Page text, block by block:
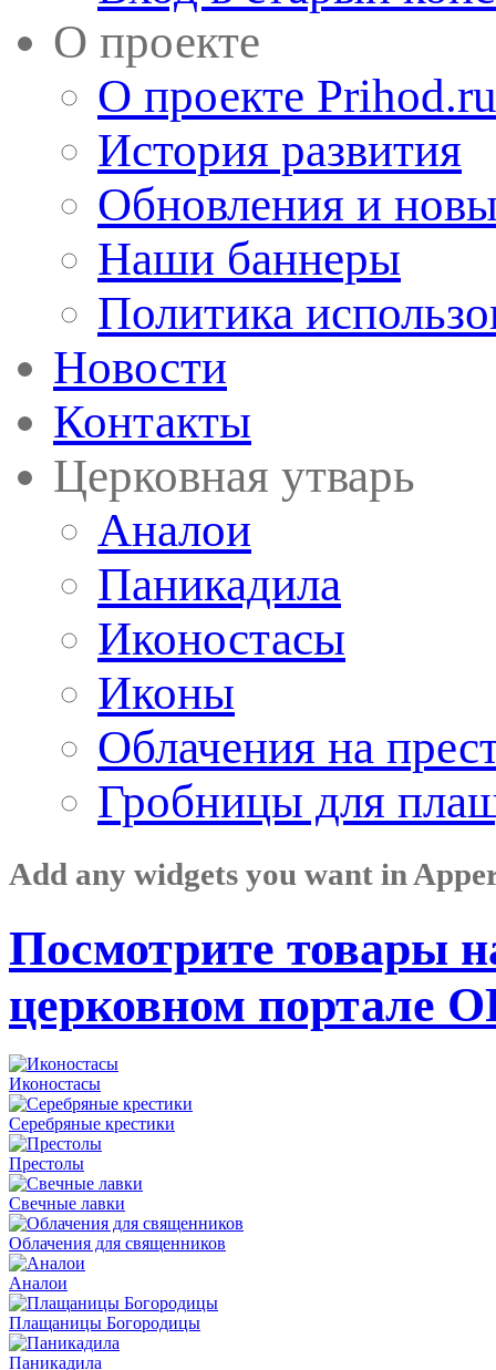
О проекте
О проекте Prihod.ru
История развития
Обновления и
Наши баннеры
Политика
Новости
Контакты
Церковная утварь
Аналои
Паникадила
Иконостасы
Иконы
Облачения на
Гробницы для
Add any widgets you want in
Посмотрите товары
церковном портале
Иконостасы
Серебряные крестики
Престолы
Свечные лавки
Облачения для священников
Аналои
Плащаницы Богородицы
Паникадила